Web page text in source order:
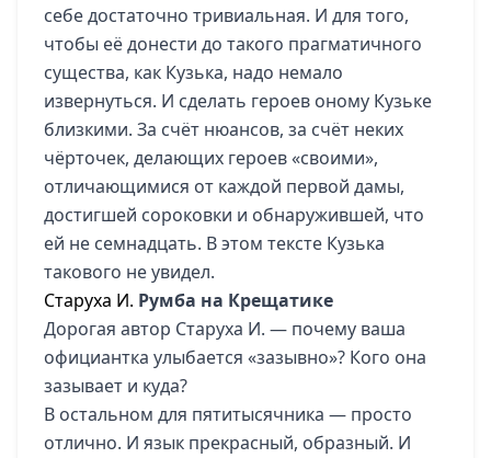
себе достаточно тривиальная. И для того,
чтобы её донести до такого прагматичного
существа, как Кузька, надо немало
извернуться. И сделать героев оному Кузьке
близкими. За счёт нюансов, за счёт неких
чёрточек, делающих героев «своими»,
отличающимися от каждой первой дамы,
достигшей сороковки и обнаружившей, что
ей не семнадцать. В этом тексте Кузька
такового не увидел.
Старуха И. Румба на Крещатике
Дорогая автор Старуха И. — почему ваша
официантка улыбается «зазывно»? Кого она
зазывает и куда?
В остальном для пятитысячника — просто
отлично. И язык прекрасный, образный. И